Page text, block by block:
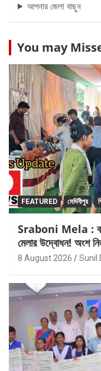
আপনার জেলা বাছুন
You may
FEATURED মেদিনীপুর
Sraboni Mela : বর্ষার
মেলার উদ্বোধন! অংশ
8 August 2026 Sunil